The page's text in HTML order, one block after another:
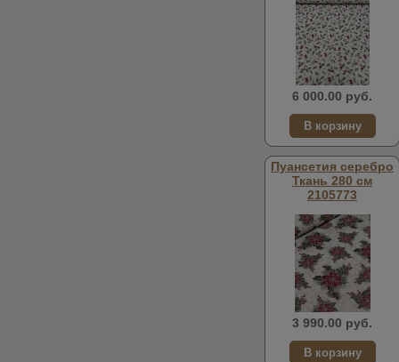
6 000.00 руб.
Пуансетия серебро
Ткань 280 см
2105773
3 990.00 руб.